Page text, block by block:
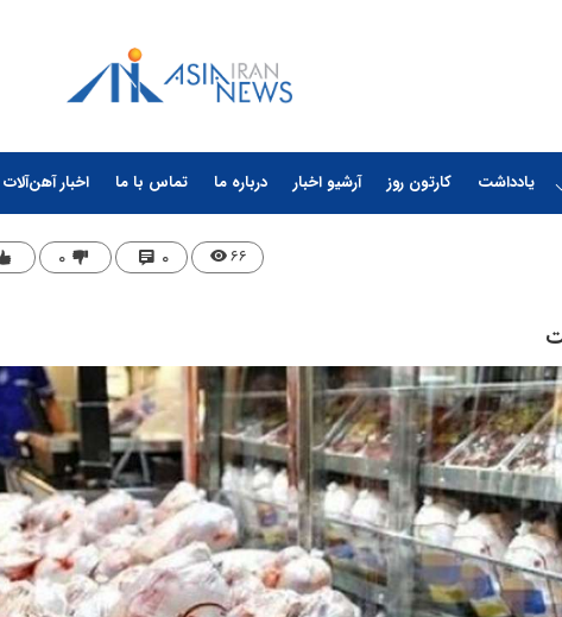
یادداشت کارتون روز آرشیو اخبار درباره ما تماس با ما اخبار آهن‌آلات
۶۶ ۰ ۰